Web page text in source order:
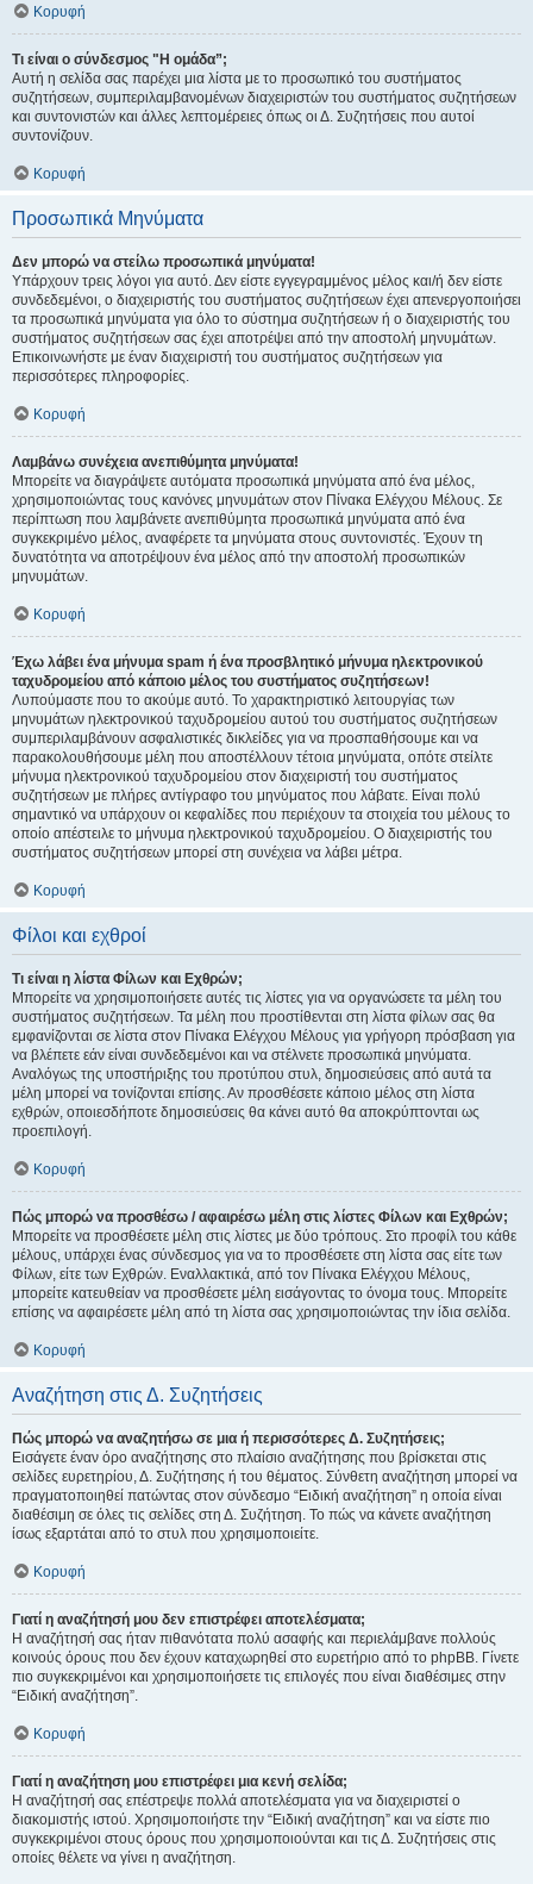
Κορυφή
Τι είναι ο σύνδεσμος "Η ομάδα”;
Αυτή η σελίδα σας παρέχει μια λίστα με το προσωπικό του συστήματος
συζητήσεων, συμπεριλαμβανομένων διαχειριστών του συστήματος συζητήσεων
και συντονιστών και άλλες λεπτομέρειες όπως οι Δ. Συζητήσεις που αυτοί
συντονίζουν.
Κορυφή
Προσωπικά Μηνύματα
Δεν μπορώ να στείλω προσωπικά μηνύματα!
Υπάρχουν τρεις λόγοι για αυτό. Δεν είστε εγγεγραμμένος μέλος και/ή δεν είστε
συνδεδεμένοι, ο διαχειριστής του συστήματος συζητήσεων έχει απενεργοποιήσει
τα προσωπικά μηνύματα για όλο το σύστημα συζητήσεων ή ο διαχειριστής του
συστήματος συζητήσεων σας έχει αποτρέψει από την αποστολή μηνυμάτων.
Επικοινωνήστε με έναν διαχειριστή του συστήματος συζητήσεων για
περισσότερες πληροφορίες.
Κορυφή
Λαμβάνω συνέχεια ανεπιθύμητα μηνύματα!
Μπορείτε να διαγράψετε αυτόματα προσωπικά μηνύματα από ένα μέλος,
χρησιμοποιώντας τους κανόνες μηνυμάτων στον Πίνακα Ελέγχου Μέλους. Σε
περίπτωση που λαμβάνετε ανεπιθύμητα προσωπικά μηνύματα από ένα
συγκεκριμένο μέλος, αναφέρετε τα μηνύματα στους συντονιστές. Έχουν τη
δυνατότητα να αποτρέψουν ένα μέλος από την αποστολή προσωπικών
μηνυμάτων.
Κορυφή
Έχω λάβει ένα μήνυμα spam ή ένα προσβλητικό μήνυμα ηλεκτρονικού
ταχυδρομείου από κάποιο μέλος του συστήματος συζητήσεων!
Λυπούμαστε που το ακούμε αυτό. Το χαρακτηριστικό λειτουργίας των
μηνυμάτων ηλεκτρονικού ταχυδρομείου αυτού του συστήματος συζητήσεων
συμπεριλαμβάνουν ασφαλιστικές δικλείδες για να προσπαθήσουμε και να
παρακολουθήσουμε μέλη που αποστέλλουν τέτοια μηνύματα, οπότε στείλτε
μήνυμα ηλεκτρονικού ταχυδρομείου στον διαχειριστή του συστήματος
συζητήσεων με πλήρες αντίγραφο του μηνύματος που λάβατε. Είναι πολύ
σημαντικό να υπάρχουν οι κεφαλίδες που περιέχουν τα στοιχεία του μέλους το
οποίο απέστειλε το μήνυμα ηλεκτρονικού ταχυδρομείου. Ο διαχειριστής του
συστήματος συζητήσεων μπορεί στη συνέχεια να λάβει μέτρα.
Κορυφή
Φίλοι και εχθροί
Τι είναι η λίστα Φίλων και Εχθρών;
Μπορείτε να χρησιμοποιήσετε αυτές τις λίστες για να οργανώσετε τα μέλη του
συστήματος συζητήσεων. Τα μέλη που προστίθενται στη λίστα φίλων σας θα
εμφανίζονται σε λίστα στον Πίνακα Ελέγχου Μέλους για γρήγορη πρόσβαση για
να βλέπετε εάν είναι συνδεδεμένοι και να στέλνετε προσωπικά μηνύματα.
Αναλόγως της υποστήριξης του προτύπου στυλ, δημοσιεύσεις από αυτά τα
μέλη μπορεί να τονίζονται επίσης. Αν προσθέσετε κάποιο μέλος στη λίστα
εχθρών, οποιεσδήποτε δημοσιεύσεις θα κάνει αυτό θα αποκρύπτονται ως
προεπιλογή.
Κορυφή
Πώς μπορώ να προσθέσω / αφαιρέσω μέλη στις λίστες Φίλων και Εχθρών;
Μπορείτε να προσθέσετε μέλη στις λίστες με δύο τρόπους. Στο προφίλ του κάθε
μέλους, υπάρχει ένας σύνδεσμος για να το προσθέσετε στη λίστα σας είτε των
Φίλων, είτε των Εχθρών. Εναλλακτικά, από τον Πίνακα Ελέγχου Μέλους,
μπορείτε κατευθείαν να προσθέσετε μέλη εισάγοντας το όνομα τους. Μπορείτε
επίσης να αφαιρέσετε μέλη από τη λίστα σας χρησιμοποιώντας την ίδια σελίδα.
Κορυφή
Αναζήτηση στις Δ. Συζητήσεις
Πώς μπορώ να αναζητήσω σε μια ή περισσότερες Δ. Συζητήσεις;
Εισάγετε έναν όρο αναζήτησης στο πλαίσιο αναζήτησης που βρίσκεται στις
σελίδες ευρετηρίου, Δ. Συζήτησης ή του θέματος. Σύνθετη αναζήτηση μπορεί να
πραγματοποιηθεί πατώντας στον σύνδεσμο “Ειδική αναζήτηση” η οποία είναι
διαθέσιμη σε όλες τις σελίδες στη Δ. Συζήτηση. Το πώς να κάνετε αναζήτηση
ίσως εξαρτάται από το στυλ που χρησιμοποιείτε.
Κορυφή
Γιατί η αναζήτησή μου δεν επιστρέφει αποτελέσματα;
Η αναζήτησή σας ήταν πιθανότατα πολύ ασαφής και περιελάμβανε πολλούς
κοινούς όρους που δεν έχουν καταχωρηθεί στο ευρετήριο από το phpBB. Γίνετε
πιο συγκεκριμένοι και χρησιμοποιήσετε τις επιλογές που είναι διαθέσιμες στην
“Ειδική αναζήτηση”.
Κορυφή
Γιατί η αναζήτηση μου επιστρέφει μια κενή σελίδα;
Η αναζήτησή σας επέστρεψε πολλά αποτελέσματα για να διαχειριστεί ο
διακομιστής ιστού. Χρησιμοποιήστε την “Ειδική αναζήτηση” και να είστε πιο
συγκεκριμένοι στους όρους που χρησιμοποιούνται και τις Δ. Συζητήσεις στις
οποίες θέλετε να γίνει η αναζήτηση.